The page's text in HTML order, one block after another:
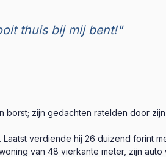
thuis bij mij bent!"
borst; zijn gedachten ratelden door
verdiende hij 26 duizend forint
van 48 vierkante meter, zijn